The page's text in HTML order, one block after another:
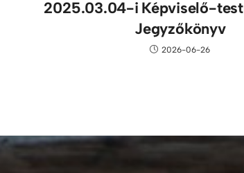
2025.03.04-i Képviselő-
Jegyzőkönyv
2026-06-26